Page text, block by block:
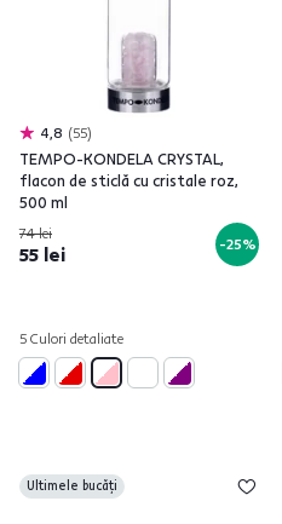
4,8 55
TEMPO-KONDELA CRYSTAL,
flacon de sticlă cu cristale roz,
500 ml
74 lei
55 lei -25%
5 Culori detaliate
Ultimele bucăți